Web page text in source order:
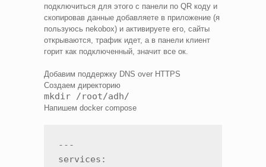
подключиться для этого с панели по QR коду и
скопировав данные добавляете в приложение (я
пользуюсь nekobox) и активируете его, сайты
открываются, трафик идет, а в панели клиент
горит как подключенный, значит все ок.
Добавим поддержку DNS over HTTPS
Создаем директорию
mkdir /root/adh/
Напишем docker compose
---
services: